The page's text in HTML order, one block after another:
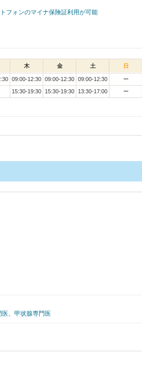
フォンのマイナ保険証利用が可能
木 金 土 日
09:00-12:30 09:00-12:30 09:00-12:30 ー
15:30-19:30 15:30-19:30 13:30-17:00 ー
医、 甲状腺専門医